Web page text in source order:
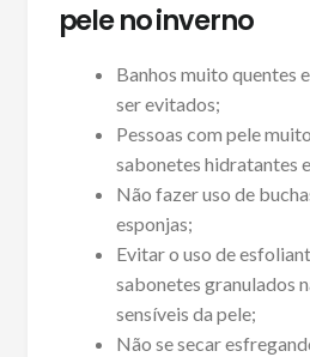
pele no inverno
Banhos muito quentes
ser evitados;
Pessoas com pele
sabonetes hidratantes
Não fazer uso de
esponjas;
Evitar o uso de
sabonetes granulados
sensíveis da pele;
Não se secar